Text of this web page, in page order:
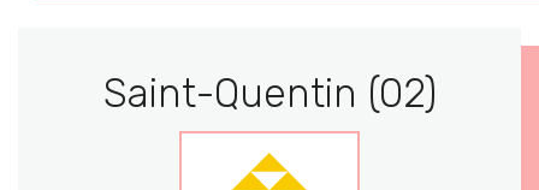
Saint-Quentin (02)